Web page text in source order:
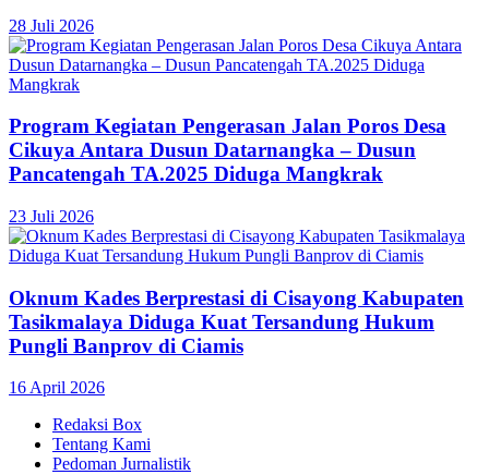
28 Juli 2026
Program Kegiatan Pengerasan Jalan Poros Desa
Cikuya Antara Dusun Datarnangka – Dusun
Pancatengah TA.2025 Diduga Mangkrak
23 Juli 2026
Oknum Kades Berprestasi di Cisayong Kabupaten
Tasikmalaya Diduga Kuat Tersandung Hukum
Pungli Banprov di Ciamis
16 April 2026
Redaksi Box
Tentang Kami
Pedoman Jurnalistik